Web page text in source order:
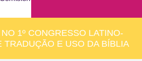
1º CONGRESSO LATINO-
TRADUÇÃO E USO DA BÍBLIA